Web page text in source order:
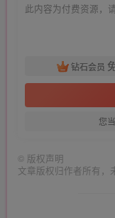
此内容为付费资源，
钻石会员
您
© 版权声明
文章版权归作者所有，